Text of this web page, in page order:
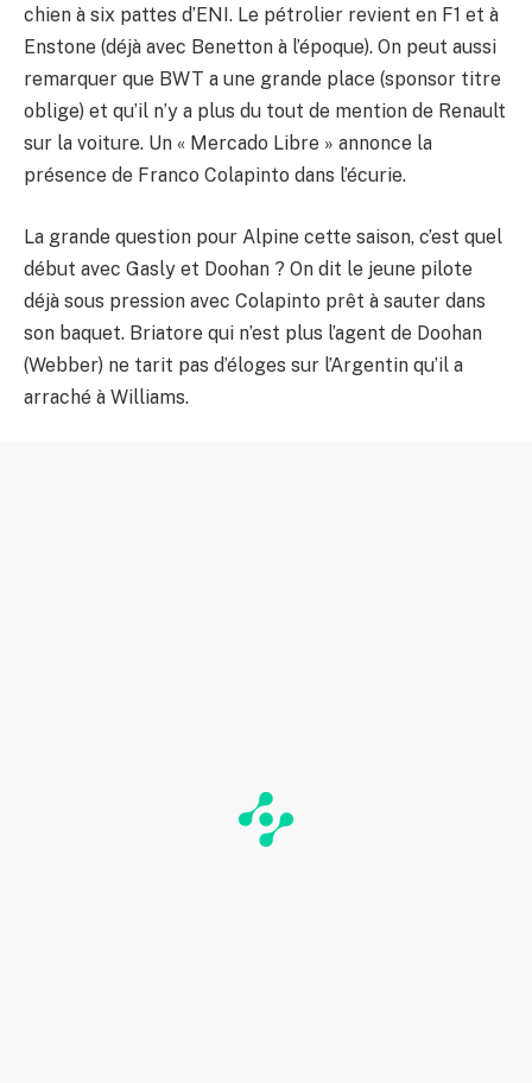
chien à six pattes d’ENI. Le pétrolier revient en F1 et à
Enstone (déjà avec Benetton à l’époque). On peut aussi
remarquer que BWT a une grande place (sponsor titre
oblige) et qu’il n’y a plus du tout de mention de Renault
sur la voiture. Un « Mercado Libre » annonce la
présence de Franco Colapinto dans l’écurie.
La grande question pour Alpine cette saison, c’est quel
début avec Gasly et Doohan ? On dit le jeune pilote
déjà sous pression avec Colapinto prêt à sauter dans
son baquet. Briatore qui n’est plus l’agent de Doohan
(Webber) ne tarit pas d’éloges sur l’Argentin qu’il a
arraché à Williams.